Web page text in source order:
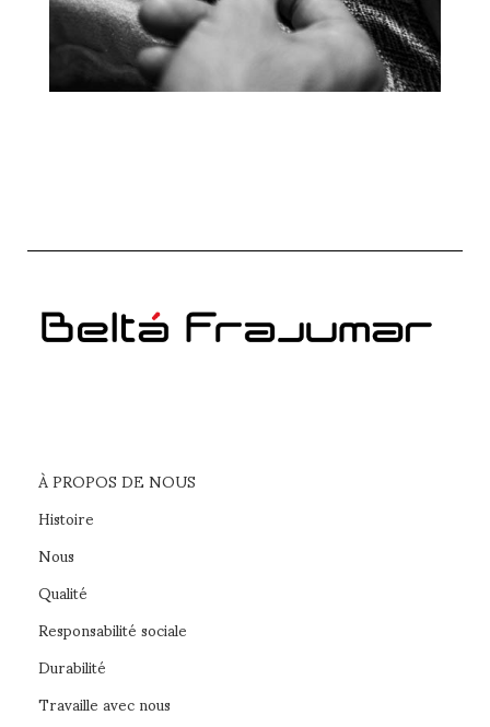
À PROPOS DE NOUS
Histoire
Nous
Qualité
Responsabilité sociale
Durabilité
Travaille avec nous